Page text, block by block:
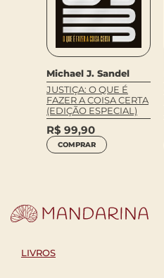
Michael J. Sandel
JUSTIÇA: O QUE É
FAZER A COISA CERTA
(EDIÇÃO ESPECIAL)
R$ 99,90
COMPRAR
LIVROS